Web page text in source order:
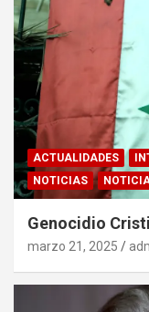
ACTUALIDADES
NOTICIAS
Genocidio
marzo 21, 2025